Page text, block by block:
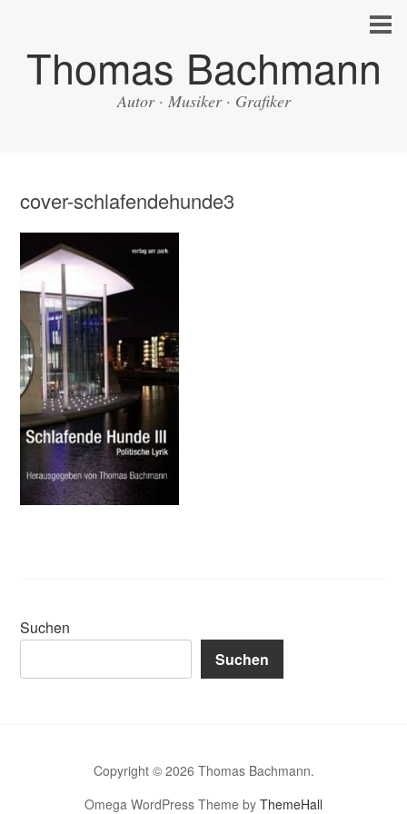
Thomas Bachmann
Autor · Musiker · Grafiker
cover-schlafendehunde3
Suchen
Suchen
Copyright © 2026 Thomas Bachmann.
Omega WordPress Theme by ThemeHall